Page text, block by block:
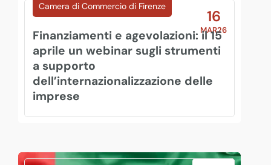
16
MAR26
Camera di Commercio di Firenze
Finanziamenti e agevolazioni: il 15
aprile un webinar sugli strumenti
a supporto
dell’internazionalizzazione delle
imprese